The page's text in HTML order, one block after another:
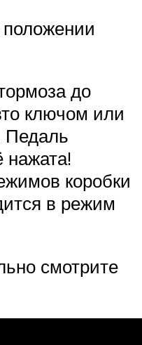
до
ключом или
Педаль
нажата!
коробки
в режим
смотрите